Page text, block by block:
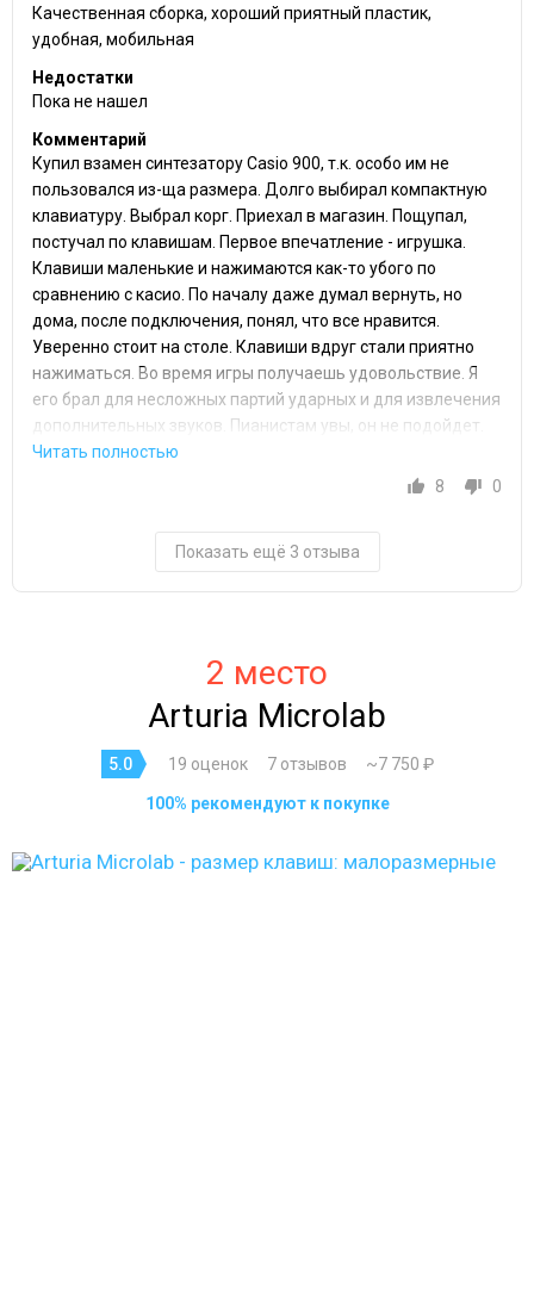
Качественная сборка, хороший приятный пластик,
удобная, мобильная
Недостатки
Пока не нашел
Комментарий
Купил взамен синтезатору Casio 900, т.к. особо им не
пользовался из-ща размера. Долго выбирал компактную
клавиатуру. Выбрал корг. Приехал в магазин. Пощупал,
постучал по клавишам. Первое впечатление - игрушка.
Клавиши маленькие и нажимаются как-то убого по
сравнению с касио. По началу даже думал вернуть, но
дома, после подключения, понял, что все нравится.
Уверенно стоит на столе. Клавиши вдруг стали приятно
нажиматься. Во время игры получаешь удовольствие. Я
его брал для несложных партий ударных и для извлечения
дополнительных звуков. Пианистам увы, он не подойдет.
8 0
Показать ещё 3 отзыва
2 место
Arturia Microlab
5.0 19 оценок 7 отзывов ~7 750 ₽
100% рекомендуют к покупке